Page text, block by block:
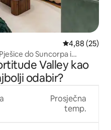
Prosječna
4,88 (25)
do Suncorpa i
Valley kao
odabir?
Prosječna
temp.